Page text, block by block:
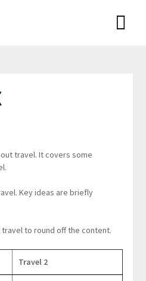
travel. It covers some
Key ideas are briefly
to round off the content.
Travel 2